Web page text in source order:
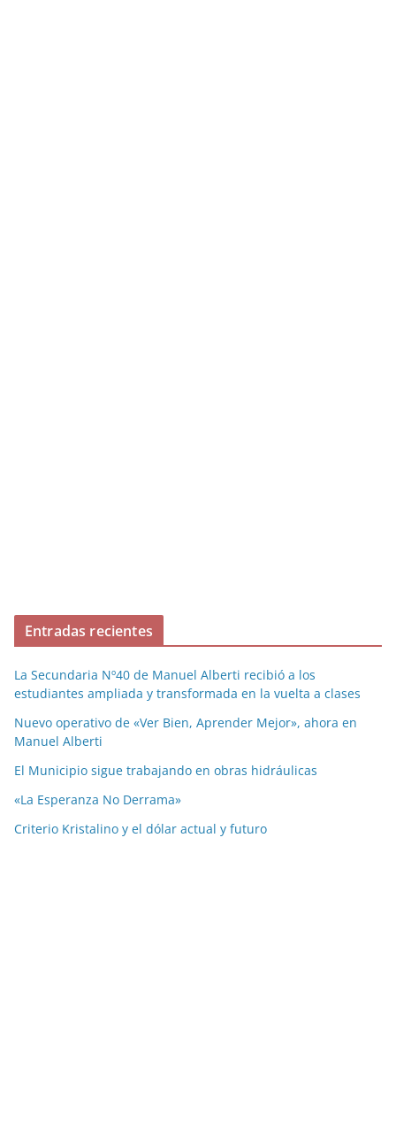
Entradas recientes
La Secundaria Nº40 de Manuel Alberti recibió a los
estudiantes ampliada y transformada en la vuelta a clases
Nuevo operativo de «Ver Bien, Aprender Mejor», ahora en
Manuel Alberti
El Municipio sigue trabajando en obras hidráulicas
«La Esperanza No Derrama»
Criterio Kristalino y el dólar actual y futuro